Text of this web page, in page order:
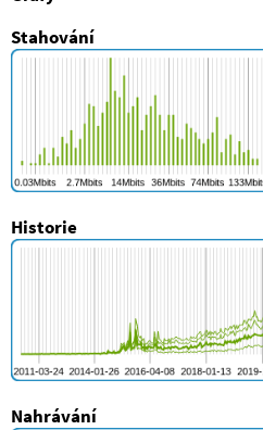
Stahování
Historie
Nahrávání